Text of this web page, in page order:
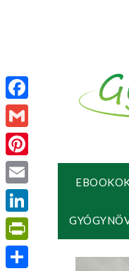
Facebook
Gmail
Pinterest
Email
LinkedIn
PrintFriendly